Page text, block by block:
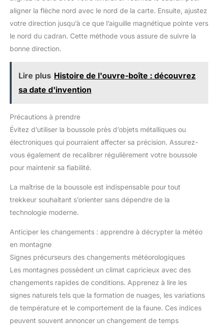
aligner la flèche nord avec le nord de la carte. Ensuite, ajustez
votre direction jusqu’à ce que l’aiguille magnétique pointe vers
le nord du cadran. Cette méthode vous assure de suivre la
bonne direction.
Lire plus Histoire de l'ouvre-boîte : découvrez
sa date d'invention
Précautions à prendre
Évitez d’utiliser la boussole près d’objets métalliques ou
électroniques qui pourraient affecter sa précision. Assurez-
vous également de recalibrer régulièrement votre boussole
pour maintenir sa fiabilité.
La maîtrise de la boussole est indispensable pour tout
trekkeur souhaitant s’orienter sans dépendre de la
technologie moderne.
Anticiper les changements : apprendre à décrypter la météo
en montagne
Signes précurseurs des changements météorologiques
Les montagnes possèdent un climat capricieux avec des
changements rapides de conditions. Apprenez à lire les
signes naturels tels que la formation de nuages, les variations
de température et le comportement de la faune. Ces indices
peuvent souvent annoncer un changement de temps